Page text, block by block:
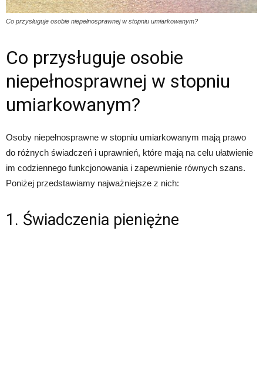
Co przysługuje osobie niepełnosprawnej w stopniu umiarkowanym?
Co przysługuje osobie
niepełnosprawnej w stopniu
umiarkowanym?
Osoby niepełnosprawne w stopniu umiarkowanym mają prawo
do różnych świadczeń i uprawnień, które mają na celu ułatwienie
im codziennego funkcjonowania i zapewnienie równych szans.
Poniżej przedstawiamy najważniejsze z nich:
1. Świadczenia pieniężne